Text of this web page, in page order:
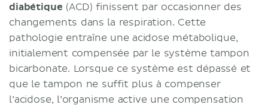
diabétique (ACD) finissent par occasionner des
changements dans la respiration. Cette
pathologie entraîne une acidose métabolique,
initialement compensée par le système tampon
bicarbonate. Lorsque ce système est dépassé et
que le tampon ne suffit plus à compenser
l’acidose, l’organisme active une compensation